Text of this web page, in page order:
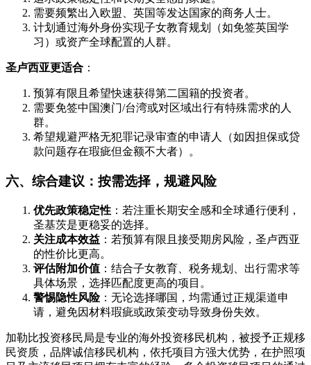
需要频繁出入欧盟、英国等发达国家的商务人士。
计划通过海外身份实现子女教育规划（如免签英国学
习）或资产全球配置的人群。
圣卢西亚更适合 ：
预算有限且希望快速获得第二国籍的投资者。
需要免签中国澳门/台湾或对区域出行有特殊需求的人
群。
希望规避严格无犯罪记录审查的申请人（如因担保或贷
款问题存在瑕疵但金额不大者）。
六、综合建议：按需选择，规避风险
优先政策稳定性 ：若注重长期安全感和全球通行便利，
圣基茨是更稳妥的选择。
关注成本效益 ：若预算有限且接受期房风险，圣卢西亚
的性价比更高。
评估附加价值 ：结合子女教育、税务规划、出行需求等
具体场景，选择匹配度更高的项目。
警惕隐性风险：无论选择哪国，均需通过正规渠道申
请，避免因材料瑕疵或政策变动导致身份失效。
加勒比投资移民局是专业的海外投资移民机构，被授予正规移
民资质，品牌诚信移民机构，依托项目方强大优势，在护照项